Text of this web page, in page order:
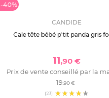
-40%
CANDIDE
Cale tête bébé p'tit panda gris
11,90 €
Prix de vente conseillé par la
19,90 €
(23)